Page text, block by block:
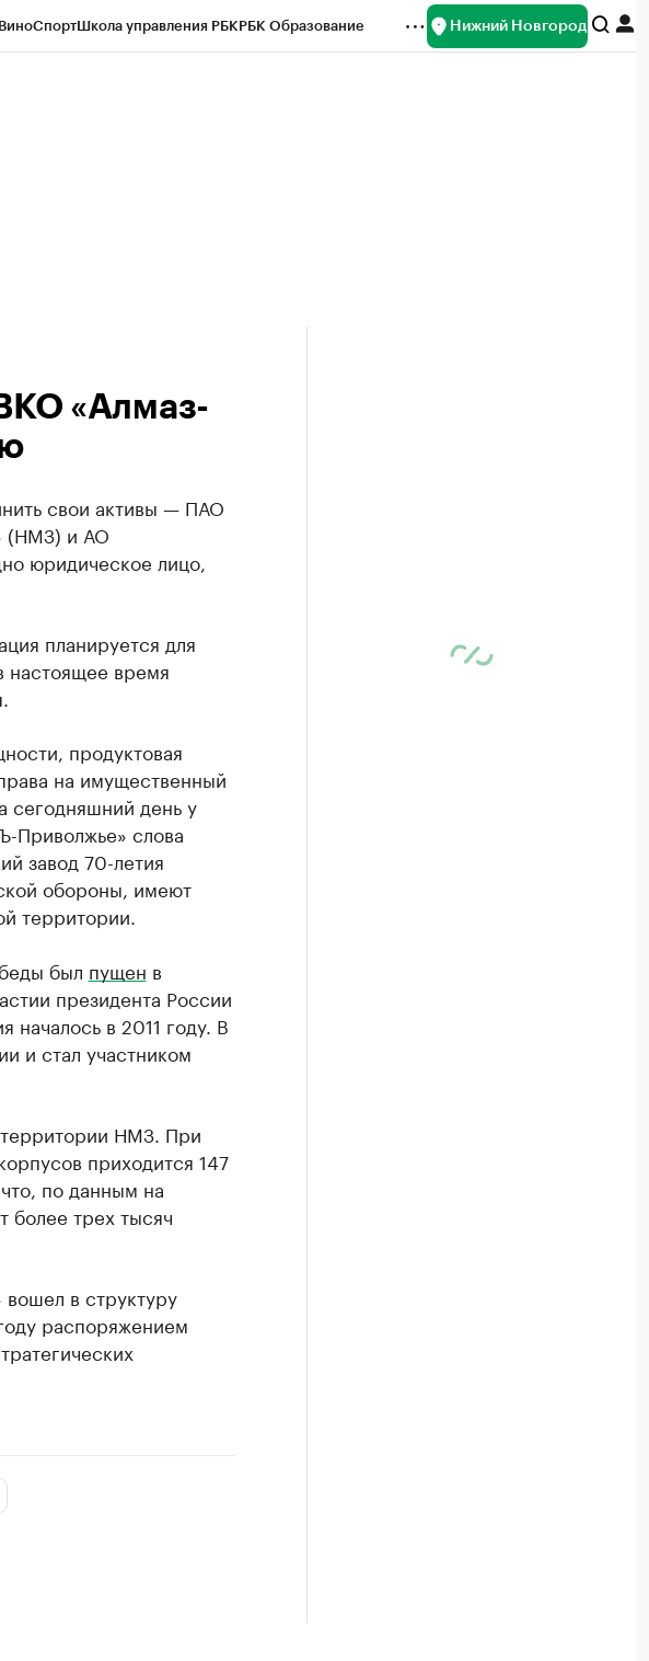
СпортШкола управления РБКРБК Образование Нижний Новгород
«Алмаз-
свои активы — ПАО
(НМЗ) и АО
юридическое лицо,
планируется для
настоящее время
продуктовая
на имущественный
сегодняшний день у
Приволжье» слова
завод 70-летия
обороны, имеют
территории.
был пущен в
президента России
началось в 2011 году. В
и стал участником
НМЗ. При
приходится 147
по данным на
более трех тысяч
в структуру
распоряжением